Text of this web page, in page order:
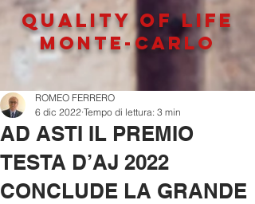
QUALITY OF LIFe
MONTE-CARLO
AD ASTI IL PREMIO
TESTA D’AJ 2022
CONCLUDE LA GRANDE
ROMEO FERRERO
6 dic 2022 Tempo di lettura: 3 min